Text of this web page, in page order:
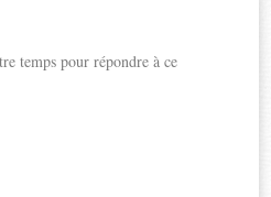
temps pour répondre à ce